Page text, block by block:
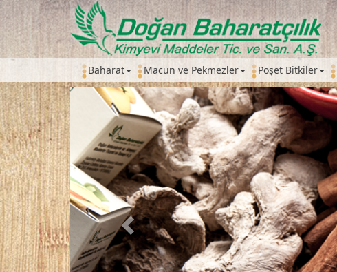
Baharat Macun ve Pekmezler Poşet Bitkiler